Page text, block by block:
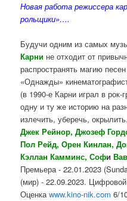
Новая работа режиссера
рольщики»….
Будучи одним из самых
Карни не отходит от
распространять магию
«Однажды»
(в 1990-е Карни играл в рок-
одну и ту же историю на
излечить, уберечь, окрылить.
Джек Рейнор,Джозеф
Пол Рейд, Орен Кинлан,
Кэллан Камминс, Софи
Премьера - 22.01.2023
(мир) - 22.09.2023.
Оценкаwww.kino-nik.com 6/